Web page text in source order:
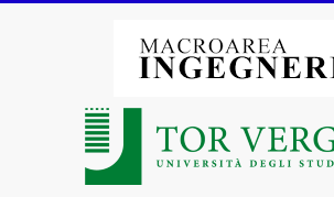
Macroarea